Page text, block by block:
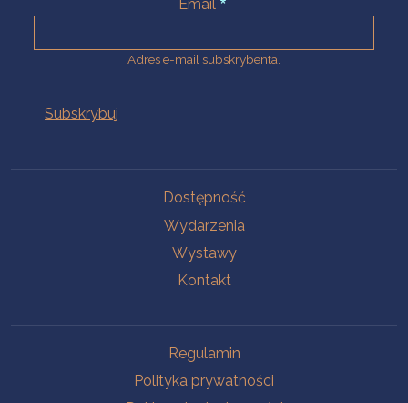
Email
Adres e-mail subskrybenta.
Dostępność
Wydarzenia
Wystawy
Kontakt
Regulamin
Polityka prywatności